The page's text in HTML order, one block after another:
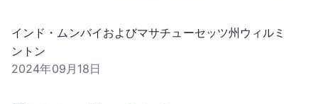
インド・ムンバイおよびマサチューセッツ州ウィルミ
ントン
2024年09月18日